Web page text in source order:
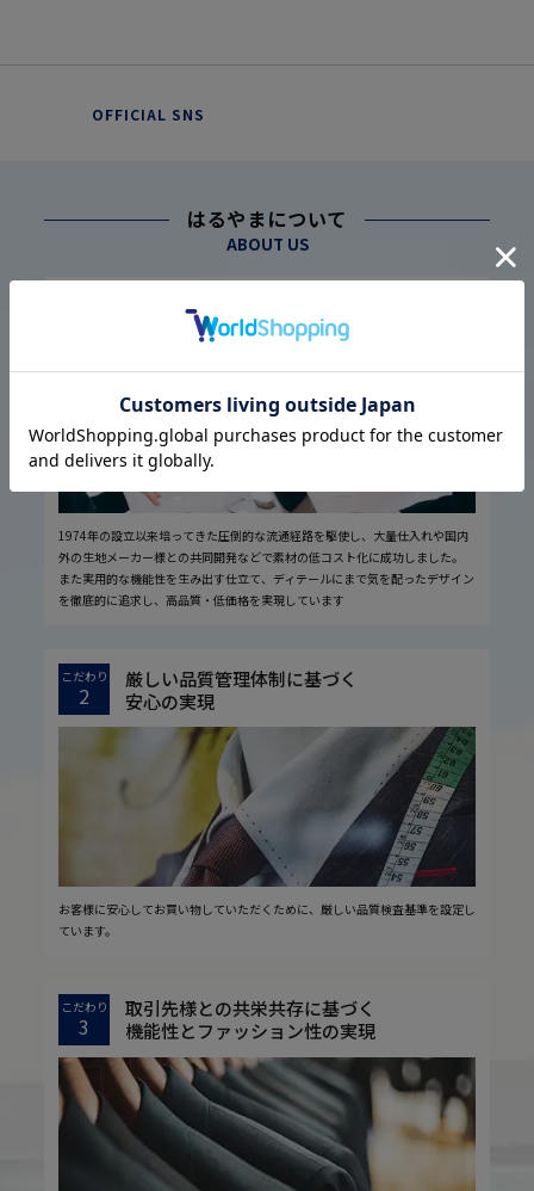
OFFICIAL SNS
はるやまについて
ABOUT US
幅広い仕入れ体制に基づく
高品質・低価格の実現
1974年の設立以来培ってきた圧倒的な流通経路を駆使し、大量仕入れや国内
外の生地メーカー様との共同開発などで素材の低コスト化に成功しました。
また実用的な機能性を生み出す仕立て、ディテールにまで気を配ったデザイン
を徹底的に追求し、高品質・低価格を実現しています
こだわり
2
厳しい品質管理体制に基づく
安心の実現
お客様に安心してお買い物していただくために、厳しい品質検査基準を設定し
ています。
こだわり
3
取引先様との共栄共存に基づく
機能性とファッション性の実現